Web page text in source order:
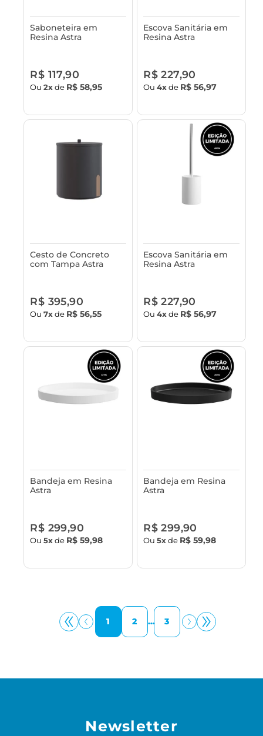
Saboneteira em
Resina Astra
R$ 117,90
Ou2xde R$ 58,95
Escova Sanitária em
Resina Astra
R$ 227,90
Ou4xde R$ 56,97
Cesto de Concreto
com Tampa Astra
R$ 395,90
Ou7xde R$ 56,55
Escova Sanitária em
Resina Astra
R$ 227,90
Ou4xde R$ 56,97
Bandeja em Resina
Astra
R$ 299,90
Ou5xde R$ 59,98
Bandeja em Resina
Astra
R$ 299,90
Ou5xde R$ 59,98
1 2 ... 3
Newsletter